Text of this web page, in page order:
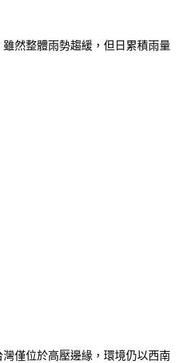
然整體雨勢趨緩，但日累積雨量
僅位於高壓邊緣，環境仍以西南